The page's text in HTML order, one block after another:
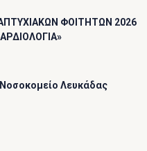
ΦΟΙΤΗΤΩΝ 2026
Λευκάδας